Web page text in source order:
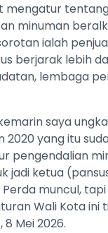
mengatur
minuman
ialah
berjarak lebih
lembaga
saya
2020 yang itu
pengendalian
jadi ketua
Perda muncul,
Wali Kota ini
Mei 2026.